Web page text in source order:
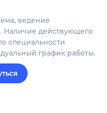
ведение
Наличие действующего
специальности
график работы.